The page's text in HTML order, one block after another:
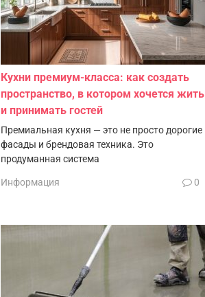
Кухни премиум-класса: как создать
пространство, в котором хочется жить
и принимать гостей
Премиальная кухня — это не просто дорогие
фасады и брендовая техника. Это
продуманная система
Информация 0